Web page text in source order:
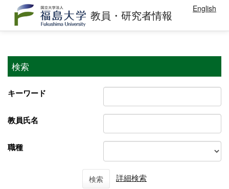
教員・研究者情報 English
検索
キーワード
教員氏名
職種
検索
詳細検索